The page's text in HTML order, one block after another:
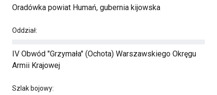
Oradówka powiat Humań, gubernia kijowska
Oddział:
IV Obwód "Grzymała" (Ochota) Warszawskiego Okręgu
Armii Krajowej
Szlak bojowy: